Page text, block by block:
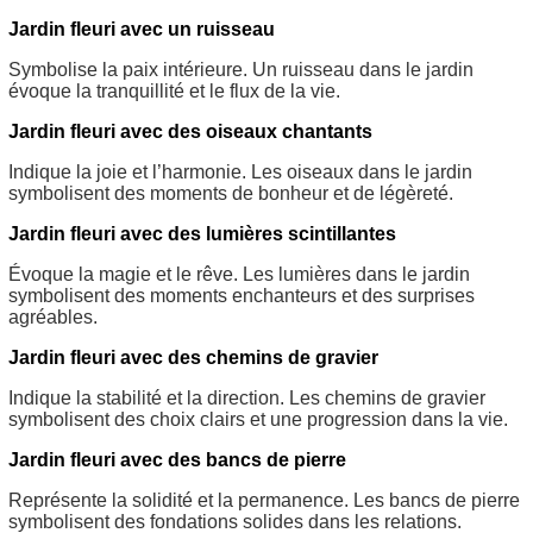
Jardin fleuri avec un ruisseau
Symbolise la paix intérieure. Un ruisseau dans le jardin
évoque la tranquillité et le flux de la vie.
Jardin fleuri avec des oiseaux chantants
Indique la joie et l’harmonie. Les oiseaux dans le jardin
symbolisent des moments de bonheur et de légèreté.
Jardin fleuri avec des lumières scintillantes
Évoque la magie et le rêve. Les lumières dans le jardin
symbolisent des moments enchanteurs et des surprises
agréables.
Jardin fleuri avec des chemins de gravier
Indique la stabilité et la direction. Les chemins de gravier
symbolisent des choix clairs et une progression dans la vie.
Jardin fleuri avec des bancs de pierre
Représente la solidité et la permanence. Les bancs de pierre
symbolisent des fondations solides dans les relations.